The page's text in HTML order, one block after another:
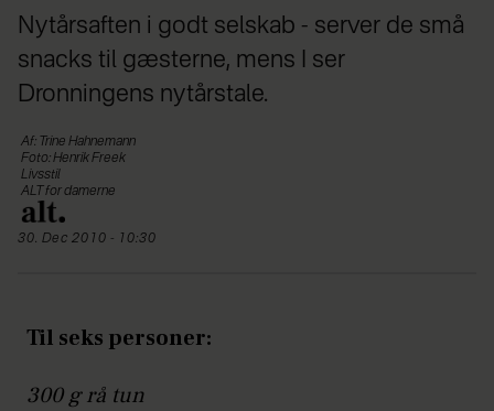
Nytårsaften i godt selskab - server de små
snacks til gæsterne, mens I ser
Dronningens nytårstale.
Af: Trine Hahnemann
Foto: Henrik Freek
Livsstil
ALT for damerne
30. Dec 2010 - 10:30
Til seks personer:
300 g rå tun